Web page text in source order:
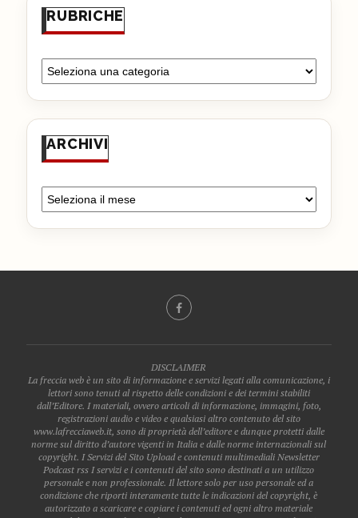
RUBRICHE
ARCHIVI
DISCLAIMER
La freccia web è un sito di informazione e servizi legati alla comunicazione, i
lettori sono tenuti al rispetto delle condizioni e dei termini stabiliti
dall’Editore. I materiali, ovvero articoli di informazione, immagini, foto,
registrazioni audio e video e qualsiasi altro contenuto del sito
www.lafrecciaweb.it, sono di proprietà dell’editore e dunque protetti dalle
norme sul diritto d’autore vigenti in Italia e dalle norme internazionali sul
copyright. I Servizi del Sito Upload e contenuti multimediali Newsletter
Podcast rss I servizi e i contenuti del sito sono destinati a un utilizzo
personale e non professionale. Il lettore solo per uso personale ed a
condizione che riporti interamente tutte le indicazioni del copyright, è
autorizzato a scaricare e copiare i contenuti ed ogni altro materiale